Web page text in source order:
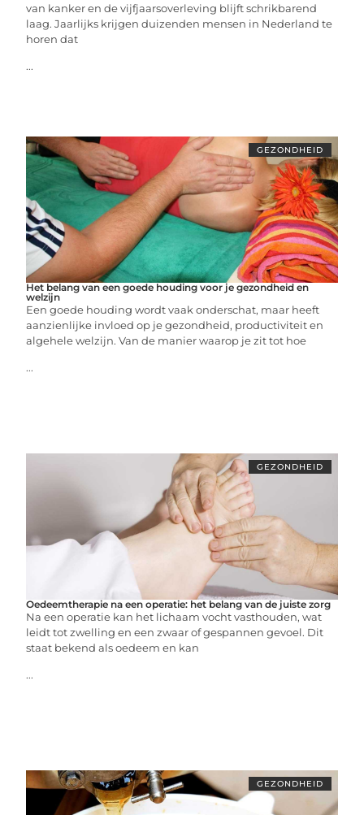
van kanker en de vijfjaarsoverleving blijft schrikbarend
laag. Jaarlijks krijgen duizenden mensen in Nederland te
horen dat
...
GEZONDHEID
Het belang van een goede houding voor je gezondheid en
welzijn
Een goede houding wordt vaak onderschat, maar heeft
aanzienlijke invloed op je gezondheid, productiviteit en
algehele welzijn. Van de manier waarop je zit tot hoe
...
GEZONDHEID
Oedeemtherapie na een operatie: het belang van de juiste zorg
Na een operatie kan het lichaam vocht vasthouden, wat
leidt tot zwelling en een zwaar of gespannen gevoel. Dit
staat bekend als oedeem en kan
...
GEZONDHEID